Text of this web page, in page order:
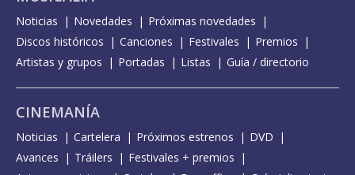
Noticias Novedades
Próximas novedades
Discos históricos
Canciones Festivales
Premios
Artistas y grupos
Portadas Listas Guía / directorio
CINEMANÍA
Noticias Cartelera Próximos estrenos
DVD
Avances
Tráilers
Festivales + premios